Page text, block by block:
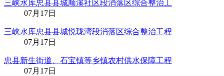
三峡水库忠县县城顺溪社区段消落区综合整治工
07月17日
三峡水库忠县县城悦珑湾段消落区综合整治工程
07月17日
忠县新生街道、石宝镇等乡镇农村供水保障工程
07月17日